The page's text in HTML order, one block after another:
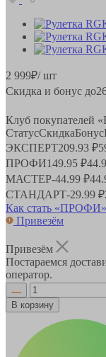
2 999₽/ шт
Скидка и бонус до
Клуб покупателей
СтатусСкидкаБонус
ЭКСПЕРТ209.93 ₽
ПРОФИ149.95 ₽
МАСТЕР-44.99 ₽
СТАНДАРТ-29.99 ₽
Как стать «ПРОФИ»
Привезём
Привезём
Постараемся
оператор.
В корзину